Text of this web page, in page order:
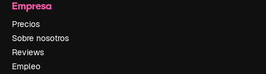
Empresa
Precios
Sobre nosotros
Reviews
Empleo